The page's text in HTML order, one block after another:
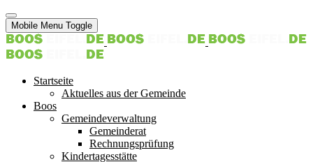
Mobile Menu Toggle
Startseite
Aktuelles aus der Gemeinde
Boos
Gemeindeverwaltung
Gemeinderat
Rechnungsprüfung
Kindertagesstätte